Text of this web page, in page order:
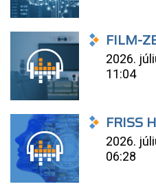
FILM-
2026.
11:04
FRISS
2026.
06:28